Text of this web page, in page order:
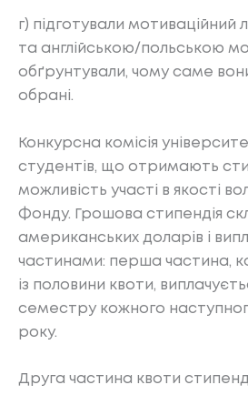
г) підготували мотиваційний
та англійською/польською
обґрунтували, чому саме
обрані.
Конкурсна комісія
студентів, що отримають
можливість участі в якості
Фонду. Грошова стипендія
американських доларів і
частинами: перша частина,
із половини квоти,
семестру кожного
року.
Друга частина квоти